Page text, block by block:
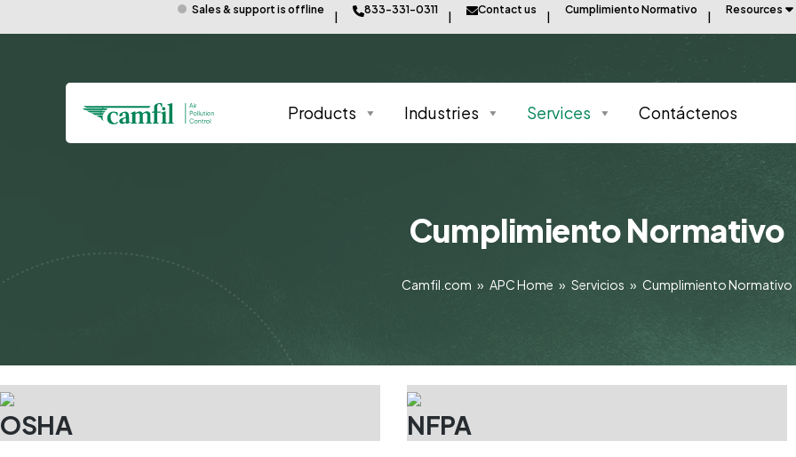
Sales & support is offline 833-331-0311 Contact us Cumplimiento Normativo Resources
Products Industries Services Contáctenos
Cumplimiento Normativo
Camfil.com » APC Home » Servicios » Cumplimiento Normativo
¿ESTA SU FABRICA PROTEGIDA DE UNA EXPLOSION EN SU
OSHA NFPA